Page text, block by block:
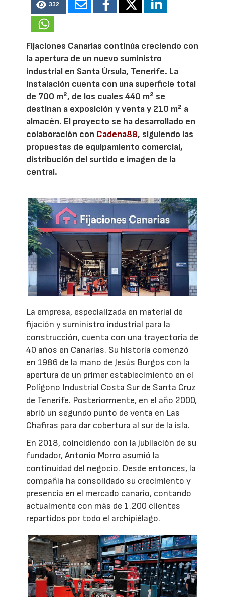
332
Fijaciones Canarias continúa creciendo con
la apertura de un nuevo suministro
industrial en Santa Úrsula, Tenerife. La
instalación cuenta con una superficie total
de 700 m², de los cuales 440 m² se
destinan a exposición y venta y 210 m² a
almacén. El proyecto se ha desarrollado en
colaboración con Cadena88, siguiendo las
propuestas de equipamiento comercial,
distribución del surtido e imagen de la
central.
La empresa, especializada en material de
fijación y suministro industrial para la
construcción, cuenta con una trayectoria de
40 años en Canarias. Su historia comenzó
en 1986 de la mano de Jesús Burgos con la
apertura de un primer establecimiento en el
Polígono Industrial Costa Sur de Santa Cruz
de Tenerife. Posteriormente, en el año 2000,
abrió un segundo punto de venta en Las
Chafiras para dar cobertura al sur de la isla.
En 2018, coincidiendo con la jubilación de su
fundador, Antonio Morro asumió la
continuidad del negocio. Desde entonces, la
compañía ha consolidado su crecimiento y
presencia en el mercado canario, contando
actualmente con más de 1.200 clientes
repartidos por todo el archipiélago.